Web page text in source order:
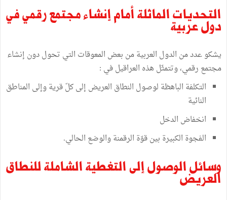
التحديات الماثلة أمام إنشاء مجتمع رقمي في
دول عربية
يشكو عدد من الدول العربية من بعض المعوقات التي تحول دون إنشاء
مجتمع رقمي، وتتمثّل هذه العراقيل في :
التكلفة الباهظة لوصول النطاق العريض إلى كلّ قرية وإلى المناطق
النائية
انخفاض الدخل
الفجوة الكبيرة بين قوّة الرقمنة والوضع الحالي.
وسائل الوصول إلى التغطية الشاملة للنطاق
العريض